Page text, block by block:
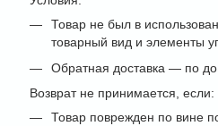
Товар не был в
товарный вид и элементы
Обратная доставка — по
Возврат не принимается, если:
Товар поврежден по вине